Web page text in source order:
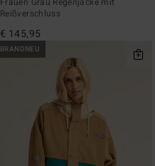
Reißverschluss
€ 145,95
BRANDNEU